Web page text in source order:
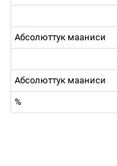
Абсолюттук мааниси
Абсолюттук мааниси
%